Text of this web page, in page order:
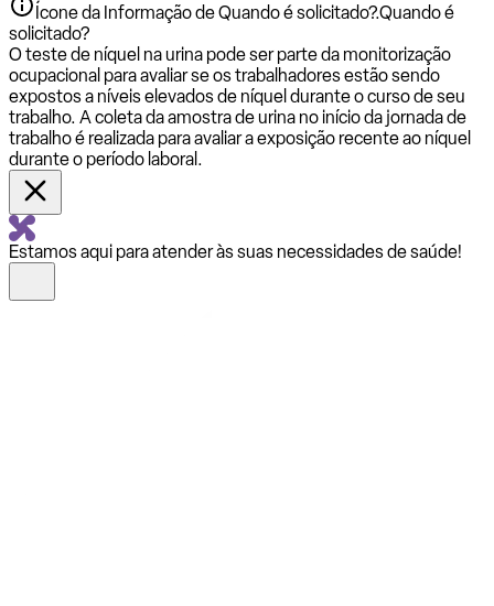
Ícone da Informação de Quando é solicitado?.Quando é
solicitado?
O teste de níquel na urina pode ser parte da monitorização
ocupacional para avaliar se os trabalhadores estão sendo
expostos a níveis elevados de níquel durante o curso de seu
trabalho. A coleta da amostra de urina no início da jornada de
trabalho é realizada para avaliar a exposição recente ao níquel
durante o período laboral.
Estamos aqui para atender às suas necessidades de saúde!